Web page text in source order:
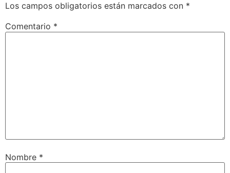
Los campos obligatorios están marcados con *
Comentario *
Nombre *